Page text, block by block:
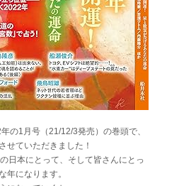
の1月号（21/12/3発売）の巻頭で、
せていただきました！
日本にとって、そして皆さんにとっ
年になります。